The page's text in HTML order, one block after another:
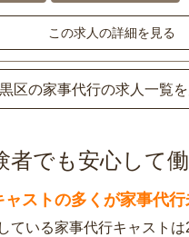
この求人の詳細を見る
区の家事代行の求人一覧
者でも安心して
ャストの多くが家事代
ている家事代行キャストは